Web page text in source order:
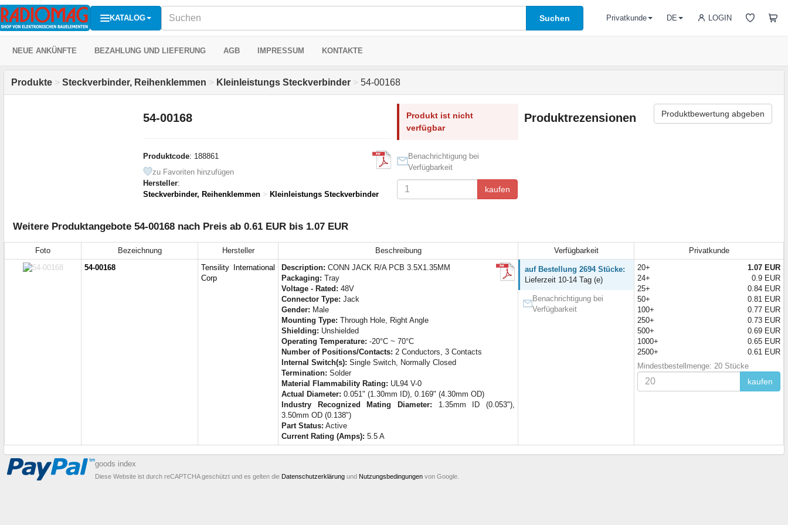
KATALOG Suchen LOGIN
Privatkunde DE
NEUE ANKÜNFTE BEZAHLUNG UND LIEFERUNG AGB IMPRESSUM KONTAKTE
Produkte > Steckverbinder, Reihenklemmen > Kleinleistungs Steckverbinder > 54-00168
54-00168
Produktcode: 188861
zu Favoriten hinzufügen
Hersteller:
Steckverbinder, Reihenklemmen > Kleinleistungs Steckverbinder
Produkt ist nicht
verfügbar
Benachrichtigung bei
Verfügbarkeit
kaufen
Produktrezensionen Produktbewertung abgeben
Weitere Produktangebote 54-00168 nach Preis ab 0.61 EUR bis 1.07 EUR
Foto Bezeichnung Hersteller Beschreibung Verfügbarkeit
Privatkunde
54-00168
Tensility International
Corp
Description: CONN JACK R/A PCB 3.5X1.35MM
Packaging: Tray
Voltage - Rated: 48V
Connector Type: Jack
Gender: Male
Mounting Type: Through Hole, Right Angle
Shielding: Unshielded
Operating Temperature: -20°C ~ 70°C
Number of Positions/Contacts: 2 Conductors, 3 Contacts
Internal Switch(s): Single Switch, Normally Closed
Termination: Solder
Material Flammability Rating: UL94 V-0
Actual Diameter: 0.051" (1.30mm ID), 0.169" (4.30mm OD)
Industry Recognized Mating Diameter: 1.35mm ID (0.053"),
3.50mm OD (0.138")
Part Status: Active
Current Rating (Amps): 5.5 A
auf Bestellung 2694 Stücke:
Lieferzeit 10-14 Tag (e)
Benachrichtigung bei
Verfügbarkeit
20+
1.07 EUR
24+
0.9 EUR
25+
0.84 EUR
50+
0.81 EUR
100+
0.77 EUR
250+
0.73 EUR
500+
0.69 EUR
1000+
0.65 EUR
2500+
0.61 EUR
Mindestbestellmenge: 20 Stücke
kaufen
goods index
Diese Website ist durch reCAPTCHA geschützt und es gelten die Datenschutzerklärung und Nutzungsbedingungen von Google.